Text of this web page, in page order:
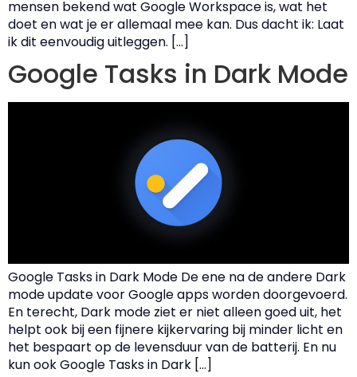
mensen bekend wat Google Workspace is, wat het
doet en wat je er allemaal mee kan. Dus dacht ik: Laat
ik dit eenvoudig uitleggen. […]
Google Tasks in Dark Mode
Google Tasks in Dark Mode De ene na de andere Dark
mode update voor Google apps worden doorgevoerd.
En terecht, Dark mode ziet er niet alleen goed uit, het
helpt ook bij een fijnere kijkervaring bij minder licht en
het bespaart op de levensduur van de batterij. En nu
kun ook Google Tasks in Dark […]